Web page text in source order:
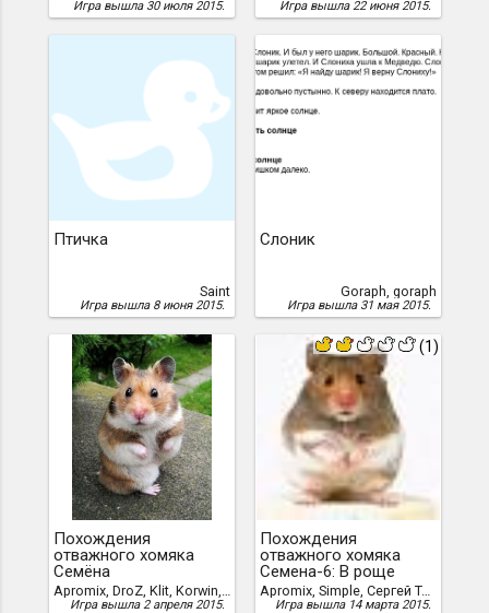
Игра вышла 30 июля 2015. Игра вышла 22 июня 2015.
Птичка
Saint
Игра вышла 8 июня 2015.
Слоник
Goraph, goraph
Игра вышла 31 мая 2015.
Похождения
отважного хомяка
Семёна
Apromix, DroZ, Klit, Korwin, Mikhail, Simple, Snail, Triangle
Игра вышла 2 апреля 2015.
(1)
Похождения
отважного хомяка
Семена-6: В роще
Apromix, Simple, Сергей Ткач (Apromix)
Игра вышла 14 марта 2015.